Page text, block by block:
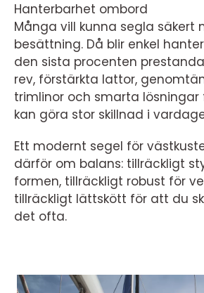
Hanterbarhet ombord
Många vill kunna segla säkert
besättning. Då blir enkel
den sista procenten
rev, förstärkta lattor,
trimlinor och smarta
kan göra stor skillnad i
Ett modernt segel för
därför om balans: tillräckligt
formen, tillräckligt robust för
tillräckligt lättskött för att du
det ofta.